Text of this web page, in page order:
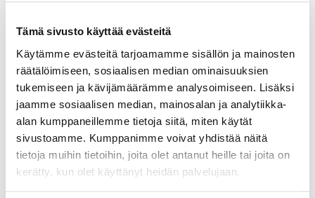
Tämä sivusto käyttää evästeitä
Käytämme evästeitä tarjoamamme sisällön ja mainosten
räätälöimiseen, sosiaalisen median ominaisuuksien
tukemiseen ja kävijämäärämme analysoimiseen. Lisäksi
jaamme sosiaalisen median, mainosalan ja analytiikka-
alan kumppaneillemme tietoja siitä, miten käytät
sivustoamme. Kumppanimme voivat yhdistää näitä
tietoja muihin tietoihin, joita olet antanut heille tai joita on
kerätty, kun olet käyttänyt heidän palvelujaan.
lukuvuoden 2026-2027 kurssit
on julkaistu!
Voit jo tutustua kursseihin
Uusi opinto-ohjelma jaetaan opiston telineisiin
puolivälissä.Samaan aikaan julkaisemme myös opinto-
ohjelman nettiversion.